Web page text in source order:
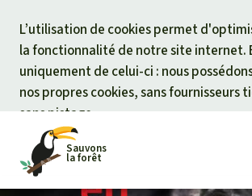
L’utilisation de cookies permet
la fonctionnalité de notre site internet.
uniquement de celui-ci : nous
nos propres cookies, sans fournisseurs
sans pistage.
Sauvons
la forêt